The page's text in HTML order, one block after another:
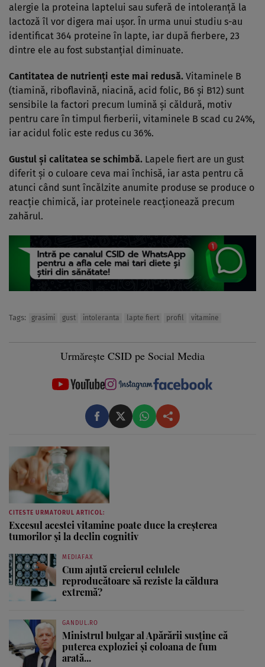
alergie la proteina laptelui sau suferă de intoleranță la
lactoză îl vor digera mai ușor. În urma unui studiu s-au
identificat 364 proteine în lapte, iar după fierbere, 23
dintre ele au fost substanțial diminuate.
Cantitatea de nutrienți este mai redusă. Vitaminele B
(tiamină, riboflavină, niacină, acid folic, B6 și B12) sunt
sensibile la factori precum lumină și căldură, motiv
pentru care în timpul fierberii, vitaminele B scad cu 24%,
iar acidul folic este redus cu 36%.
Gustul și calitatea se schimbă. Lapele fiert are un gust
diferit și o culoare ceva mai închisă, iar asta pentru că
atunci când sunt încălzite anumite produse se produce o
reacție chimică, iar proteinele reacționează precum
zahărul.
Tags: grasimi gust intoleranta lapte fiert profil vitamine
Urmărește CSID pe Social Media
CITESTE URMATORUL ARTICOL:
Excesul acestei vitamine poate duce la creșterea
tumorilor și la declin cognitiv
MEDIAFAX
Cum ajută creierul celulele
reproducătoare să reziste la căldura
extremă?
GANDUL.RO
Ministrul bulgar al Apărării susține că
puterea exploziei și coloana de fum
arată...